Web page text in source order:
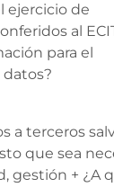
ejercicio de
al
para el
a terceros
que sea
gestión + ¿A